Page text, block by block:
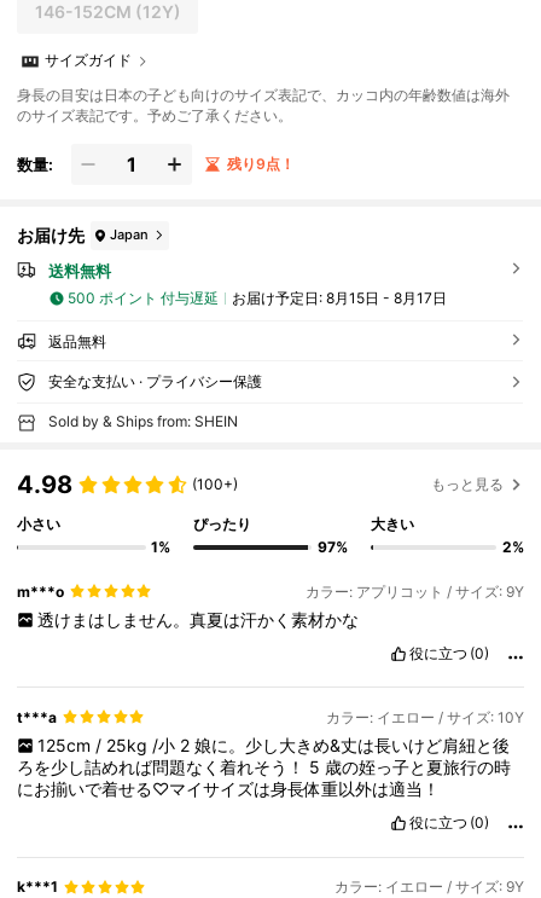
146-152CM (12Y)
サイズガイド
身長の目安は日本の子ども向けのサイズ表記で、カッコ内の年齢数値は海外
のサイズ表記です。予めご了承ください。
数量: 残り9点！
お届け先 Japan
送料無料
500 ポイント 付与遅延 お届け予定日: 8月15日 - 8月17日
返品無料
安全な支払い · プライバシー保護
Sold by & Ships from: SHEIN
4.98 (100+) もっと見る
小さい
1%
ぴったり
97%
大きい
2%
m***o カラー: アプリコット / サイズ: 9Y
透けまはしません。真夏は汗かく素材かな
役に立つ (0)
t***a カラー: イエロー / サイズ: 10Y
125cm / 25kg /小 2 娘に。少し大きめ&丈は長いけど肩紐と後
ろを少し詰めれば問題なく着れそう！ 5 歳の姪っ子と夏旅行の時
にお揃いで着せる♡マイサイズは身長体重以外は適当！
役に立つ (0)
k***1 カラー: イエロー / サイズ: 9Y